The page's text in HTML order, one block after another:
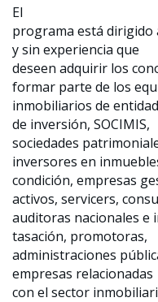
El
programa está dirigido
y sin experiencia que
deseen adquirir los
formar parte de los
inmobiliarios de
de inversión, SOCIMIS,
sociedades
inversores en
condición, empresas
activos, servicers,
auditoras nacionales e
tasación, promotoras,
administraciones
empresas relacionadas
con el sector